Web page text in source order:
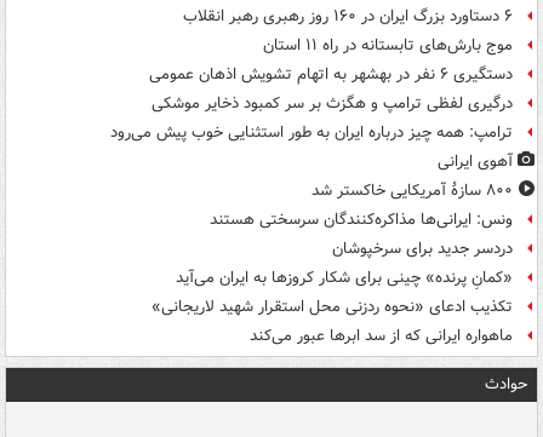
۶ دستاورد بزرگ ایران در ۱۶۰ روز رهبری رهبر انقلاب
موج بارش‌های تابستانه در راه ۱۱ استان
دستگیری ۶ نفر در بهشهر به اتهام تشویش اذهان عمومی
درگیری لفظی ترامپ و هگزث بر سر کمبود ذخایر موشکی
ترامپ: همه چیز درباره ایران به طور استثنایی خوب پیش می‌رود
آهوی ایرانی
۸۰۰ سازۀ آمریکایی خاکستر شد
ونس: ایرانی‌ها مذاکره‌کنندگان سرسختی هستند
دردسر جدید برای سرخپوشان
«کمانِ پرنده» چینی برای شکار کروزها به ایران می‌آید
تکذیب ادعای «نحوه ردزنی محل استقرار شهید لاریجانی»
ماهواره ایرانی که از سد ابرها عبور می‌کند
حوادث